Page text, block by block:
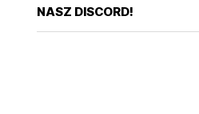
NASZ DISCORD!